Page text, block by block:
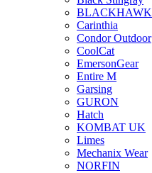
BLACKHAWK
Carinthia
Condor Outdoor
CoolCat
EmersonGear
Entire M
Garsing
GURON
Hatch
KOMBAT UK
Limes
Mechanix Wear
NORFIN